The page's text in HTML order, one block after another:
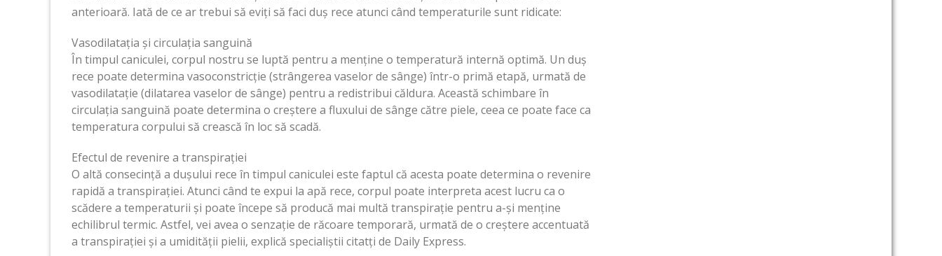
anterioară. Iată de ce ar trebui să eviți să faci duș rece atunci când temperaturile sunt ridicate:
Vasodilatația și circulația sanguină
În timpul caniculei, corpul nostru se luptă pentru a menține o temperatură internă optimă. Un duș
rece poate determina vasoconstricție (strângerea vaselor de sânge) într-o primă etapă, urmată de
vasodilatație (dilatarea vaselor de sânge) pentru a redistribui căldura. Această schimbare în
circulația sanguină poate determina o creștere a fluxului de sânge către piele, ceea ce poate face ca
temperatura corpului să crească în loc să scadă.
Efectul de revenire a transpirației
O altă consecință a dușului rece în timpul caniculei este faptul că acesta poate determina o revenire
rapidă a transpirației. Atunci când te expui la apă rece, corpul poate interpreta acest lucru ca o
scădere a temperaturii și poate începe să producă mai multă transpirație pentru a-și menține
echilibrul termic. Astfel, vei avea o senzație de răcoare temporară, urmată de o creștere accentuată
a transpirației și a umidității pielii, explică specialiștii citatți de Daily Express.